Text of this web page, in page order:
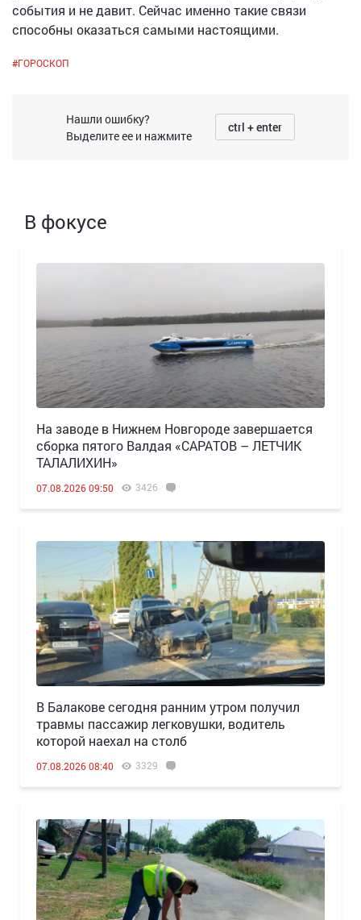
события и не давит. Сейчас именно такие связи
способны оказаться самыми настоящими.
#ГОРОСКОП
Нашли ошибку?
Выделите ее и нажмите
ctrl + enter
В фокусе
Н️а заводе в Нижнем Новгороде завершается
сборка пятого Валдая «САРАТОВ – ЛЕТЧИК
ТАЛАЛИХИН»
07.08.2026 09:50 3426
В Балакове сегодня ранним утром получил
травмы пассажир легковушки, водитель
которой наехал на столб
07.08.2026 08:40 3329